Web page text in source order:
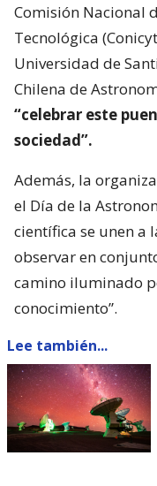
Comisión Nacional
Tecnológica
Universidad de
Chilena de
“celebrar este
sociedad”.
Además, la
el Día de la
científica se unen a
observar en
camino iluminado
conocimiento”.
Lee también...